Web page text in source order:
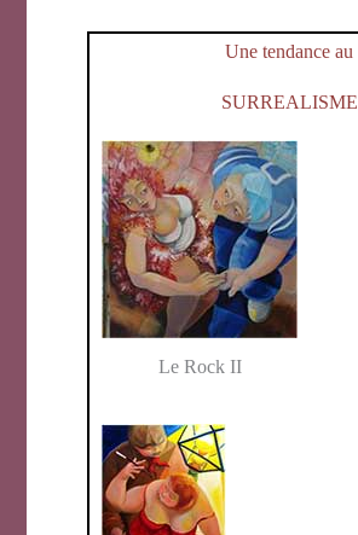
Une tendance au
SURREALISME
Le Rock II